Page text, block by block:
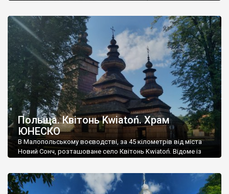
Світової спадщини ЮНЕСКО – українські старовинні
обсерваторії: Миколаївську астрономічну, Кримську
астрофізичну, обсерваторії Київського та Одеського
національних університетів. Це пам’ятки світової астрономії,
які мають виняткову загальнолюдську цінність і пов’язані із
іншими архітектурними комплексами. Критерії виділення – ii,
iv, vi. Історія. У 19-20 […]
Польща. Квітонь Kwiatoń. Храм
ЮНЕСКО
В Малопольському воєводстві, за 45 кілометрів від міста
Новий Сонч, розташоване село Квітонь Kwiatoń. Відоме із
були українцями, і лише 10 – поляками. Все змінилося після
операції “Вісла” у 1946 році. Усіх українців було депортовано.